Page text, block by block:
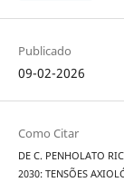
Publicado
09-02-2026
Como Citar
DE C. PENHOLATO
2030: TENSÕES